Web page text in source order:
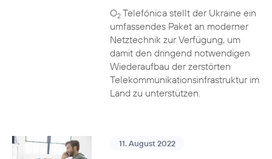
O2Telefónica stellt der Ukraine ein
umfassendes Paket an moderner
Netztechnik zur Verfügung, um
damit den dringend notwendigen
Wiederaufbau der zerstörten
Telekommunikationsinfrastruktur im
Land zu unterstützen.
11. August 2022